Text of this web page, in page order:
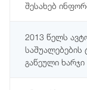
შესახებ
2013 წელს
საშუალებების
გაწეული ხარჯი